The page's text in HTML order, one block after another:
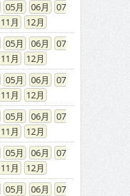
05 06
07
11
12
05 06
07
11
12
05 06
07
11
12
05 06
07
11
12
05 06
07
11
12
05 06
07